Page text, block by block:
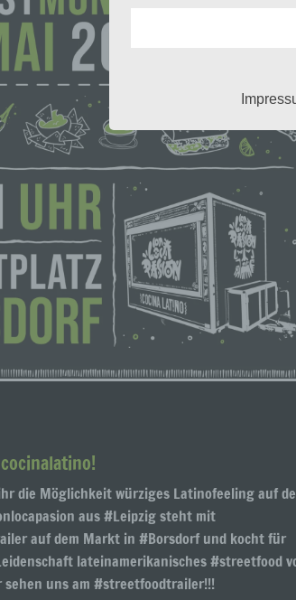
die Möglichkeit würziges Latinofeeling auf
aus #Leipzig steht mit
auf dem Markt in #Borsdorf und kocht für
lateinamerikanisches #streetfood
sehen uns am #streetfoodtrailer!!!
Bereitstellung, den
d) Einschränkung der
Einschränkung der
personenbezogener
einzuschränken.
e) Profiling
Profiling ist jede Art der
Daten, die darin besteht,
werden, um bestimmte
Person beziehen, zu
Arbeitsleistung,
Interessen,
dieser natürlichen
einer Weise, auf welche
Hinzuziehung
betroffenen Person
Informationen gesondert
personenbezogenen
natürlichen Person